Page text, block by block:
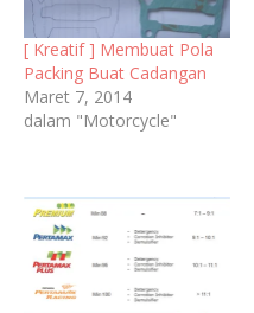
[ Kreatif ] Membuat Pola
Packing Buat Cadangan
Maret 7, 2014
dalam "Motorcycle"